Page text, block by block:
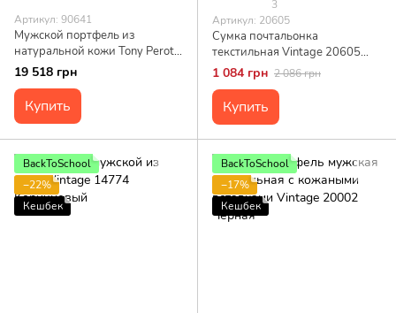
Артикул: 90641
Мужской портфель из
натуральной кожи Tony Perotti
Italico 7044-40 nero (90641)
19 518 грн
Купить
3
Артикул: 20605
Сумка почтальонка
текстильная Vintage 20605
Серая
1 084 грн 2 086 грн
Купить
BackToSchool
−22%
Кешбек
BackToSchool
−17%
Кешбек